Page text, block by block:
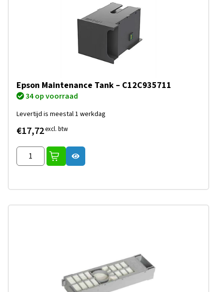
Epson Maintenance Tank – C12C935711
34 op voorraad
Levertijd is meestal 1 werkdag
€17,72excl. btw